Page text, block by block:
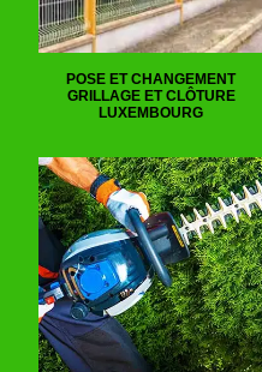
POSE ET CHANGEMENT
GRILLAGE ET CLÔTURE
LUXEMBOURG